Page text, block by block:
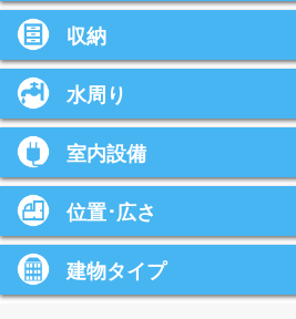
収納
水周り
室内設備
位置･広さ
建物タイプ